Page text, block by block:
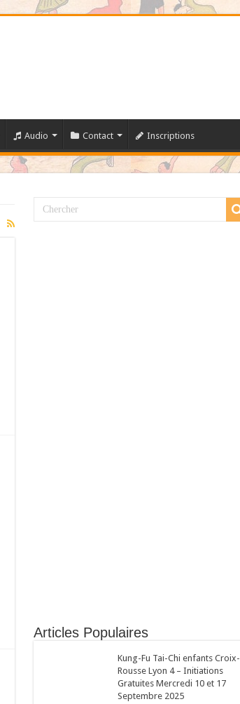
Audio Contact Inscriptions
Articles Populaires
Kung-Fu Tai-Chi enfants Croix-
Rousse Lyon 4 – Initiations
Gratuites Mercredi 10 et 17
Septembre 2025